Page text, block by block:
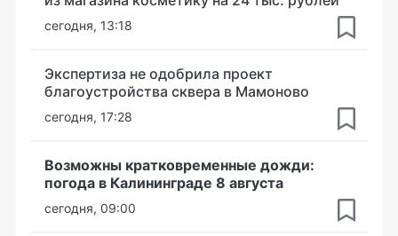
сегодня, 13:18
Экспертиза не одобрила проект
благоустройства сквера в Мамоново
сегодня, 17:28
Возможны кратковременные дожди:
погода в Калининграде 8 августа
сегодня, 09:00